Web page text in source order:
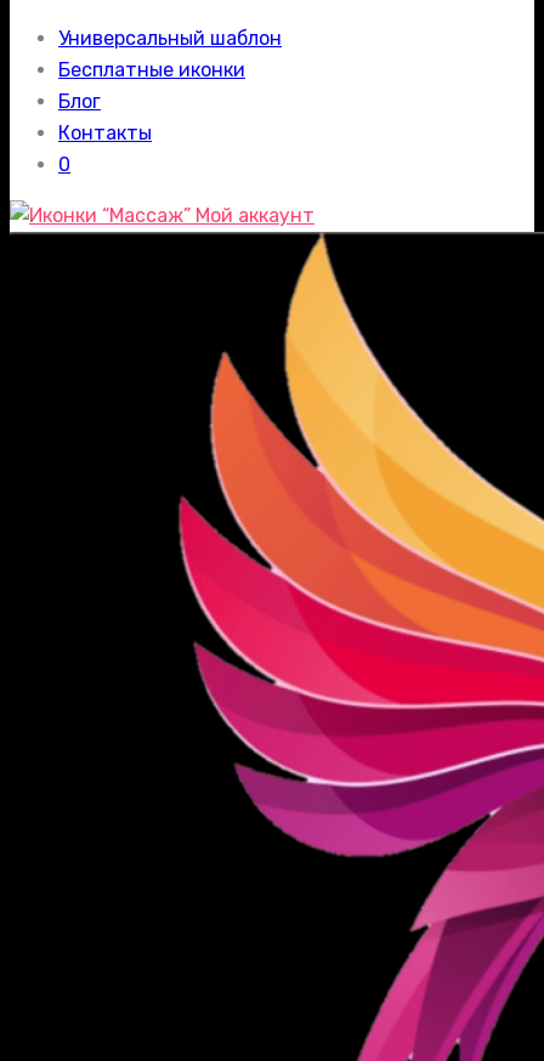
Универсальный шаблон
Бесплатные иконки
Блог
Контакты
0
Мой аккаунт